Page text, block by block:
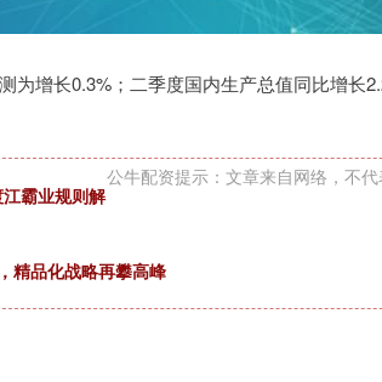
增长0.3%；二季度国内生产总值同比增长
公牛配资提示：文章来自网络，不代
霸业规则解
精品化战略再攀高峰